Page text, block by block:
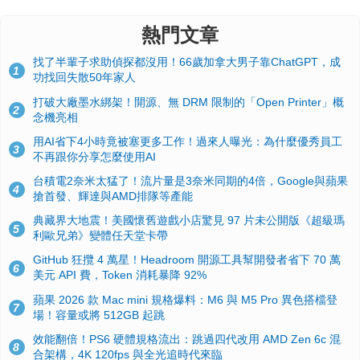
熱門文章
1
找了半輩子求助偵探都沒用！66歲加拿大男子靠ChatGPT，成
功找回失散50年家人
2
打破大廠墨水綁架！開源、無 DRM 限制的「Open Printer」概
念機亮相
3
用AI省下4小時竟被塞更多工作！過來人曝光：為什麼優秀員工
不再跟你分享怎麼使用AI
4
台積電2奈米太猛了！流片量是3奈米同期的4倍，Google與蘋果
搶首發、輝達與AMD排隊等產能
5
典藏界大地震！美國懷舊遊戲小店驚見 97 片未公開版《超級瑪
利歐兄弟》變體任天堂卡帶
6
GitHub 狂攬 4 萬星！Headroom 開源工具幫開發者省下 70 萬
美元 API 費，Token 消耗暴降 92%
7
蘋果 2026 款 Mac mini 規格爆料：M6 與 M5 Pro 異色搭檔登
場！容量或將 512GB 起跳
8
效能翻倍！PS6 硬體規格流出：跳過四代改用 AMD Zen 6c 混
合架構，4K 120fps 與全光追時代來臨